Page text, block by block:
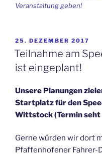
Veranstaltung geben!
VERÖFFENTLICHT
AM
25. DEZEMBER 2017
Teilnahme am
ist eingeplant!
Unsere Planungen
Startplatz für den
Wittstock (Termin
Gerne würden wir dort
Pfaffenhofener Fahrer-